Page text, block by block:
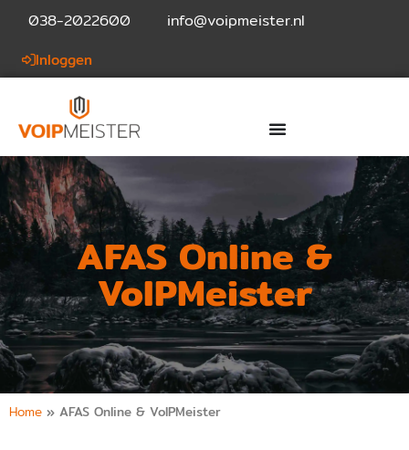
038-2022600 info@voipmeister.nl
Inloggen
AFAS Online &
VoIPMeister
Home » AFAS Online & VoIPMeister